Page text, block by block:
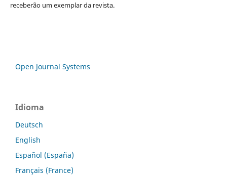
receberão um exemplar da revista.
Open Journal Systems
Idioma
Deutsch
English
Español (España)
Français (France)